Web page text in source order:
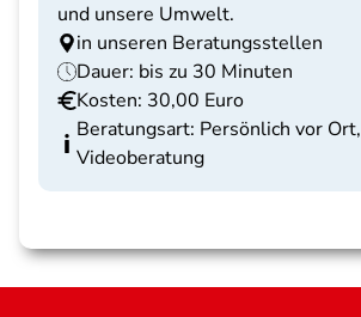
und unsere Umwelt.
in unseren Beratungsstellen
Dauer: bis zu 30 Minuten
Kosten: 30,00 Euro
Beratungsart: Persönlich vor Ort,
Videoberatung